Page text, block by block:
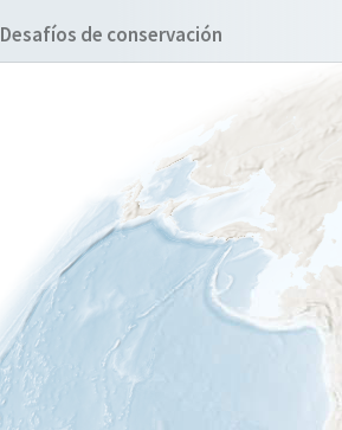
Desafíos de conservación